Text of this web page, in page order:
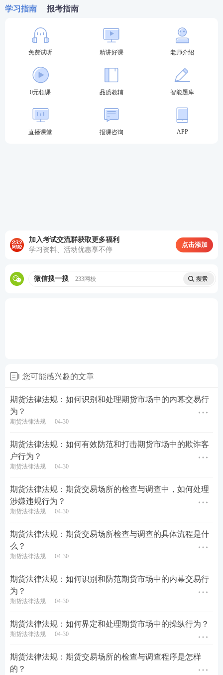
训，提高其对虚假信息的认识和防范意识。
建立举报机制
：鼓励员工和客户举报可疑的虚假信
息，及时进行调查处理。
法律制裁：对于查实的编造、传播虚假信息行为，依
法予以处罚，包括罚款、暂停业务资格、甚至追究刑
事责任。
五、案例分析
案例一：某个人通过社交媒体发布虚假的市场新闻，
并暂停业务资格。
编造、传播虚假信息不仅破坏了市场的公平性和透明
考点：四、期货市场违法行为
学习指南 报考指南
免费试听 精讲好课 老师介绍
0元领课 品质教辅 智能题库
直播课堂 报课咨询 APP
加入考试交流群获取更多福利
学习资料、活动优惠享不停
点击添加
微信搜一搜 233网校
您可能感兴趣的文章
期货法律法规：如何识别和处理期货市场中的内幕交易行
为？
期货法律法规 04-30
期货法律法规：如何有效防范和打击期货市场中的欺诈客
户行为？
期货法律法规 04-30
期货法律法规：期货交易场所的检查与调查中，如何处理
涉嫌违规行为？
期货法律法规 04-30
期货法律法规：期货交易场所检查与调查的具体流程是什
么？
期货法律法规 04-30
期货法律法规：如何识别和防范期货市场中的内幕交易行
为？
期货法律法规 04-30
期货法律法规：如何界定和处理期货市场中的操纵行为？
期货法律法规 04-30
期货法律法规：期货交易场所的检查与调查程序是怎样
的？